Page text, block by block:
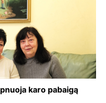
karo pabaigą